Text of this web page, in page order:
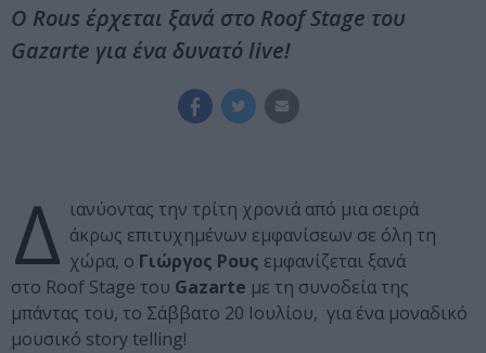
Ο Rous έρχεται ξανά στο Roof Stage του
Gazarte για ένα δυνατό live!
Δ ιανύοντας την τρίτη χρονιά από μια σειρά
άκρως επιτυχημένων εμφανίσεων σε όλη τη
χώρα, ο Γιώργος Ρους εμφανίζεται ξανά
στο Roof Stage του Gazarte με τη συνοδεία της
μπάντας του, το Σάββατο 20 Ιουλίου, για ένα μοναδικό
μουσικό story telling!